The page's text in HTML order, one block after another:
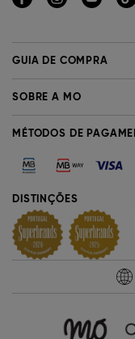
GUIA DE COMPRA
SOBRE A MO
MÉTODOS DE
DISTINÇÕES